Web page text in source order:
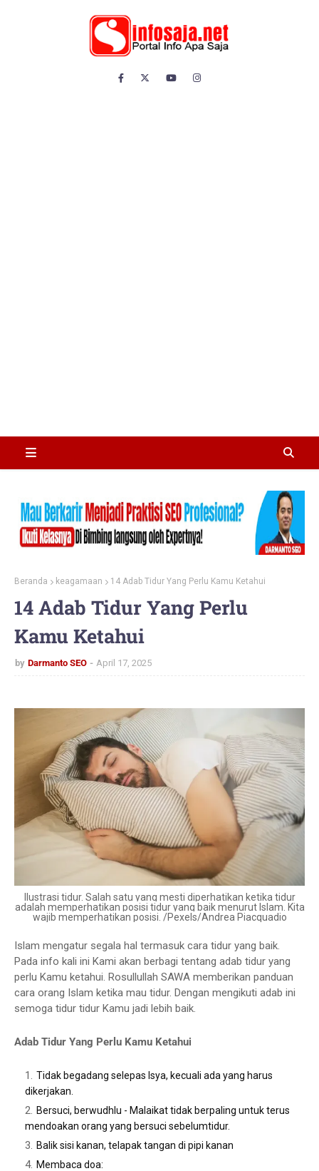
Beranda keagamaan 14 Adab Tidur Yang Perlu Kamu Ketahui
14 Adab Tidur Yang Perlu
Kamu Ketahui
by Darmanto SEO April 17, 2025
Ilustrasi tidur. Salah satu yang mesti diperhatikan ketika tidur
adalah memperhatikan posisi tidur yang baik menurut Islam. Kita
wajib memperhatikan posisi. /Pexels/Andrea Piacquadio
Islam mengatur segala hal termasuk cara tidur yang baik.
Pada info kali ini Kami akan berbagi tentang adab tidur yang
perlu Kamu ketahui. Rosullullah SAWA memberikan panduan
cara orang Islam ketika mau tidur. Dengan mengikuti adab ini
semoga tidur tidur Kamu jadi lebih baik.
Adab Tidur Yang Perlu Kamu Ketahui
Tidak begadang selepas Isya, kecuali ada yang harus
dikerjakan.
Bersuci, berwudhlu - Malaikat tidak berpaling untuk terus
mendoakan orang yang bersuci sebelumtidur.
Balik sisi kanan, telapak tangan di pipi kanan
Membaca doa: